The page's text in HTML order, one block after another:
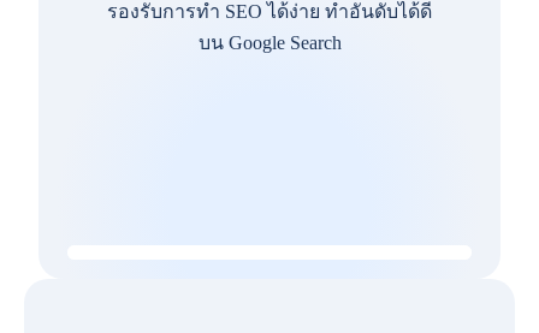
รองรับการทำ SEO ได้ง่าย ทำอันดับได้ดี
บน Google Search